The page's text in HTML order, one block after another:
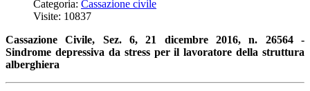
Categoria: Cassazione civile
Visite: 10837
Cassazione Civile, Sez. 6, 21 dicembre 2016, n. 26564 -
Sindrome depressiva da stress per il lavoratore della struttura
alberghiera